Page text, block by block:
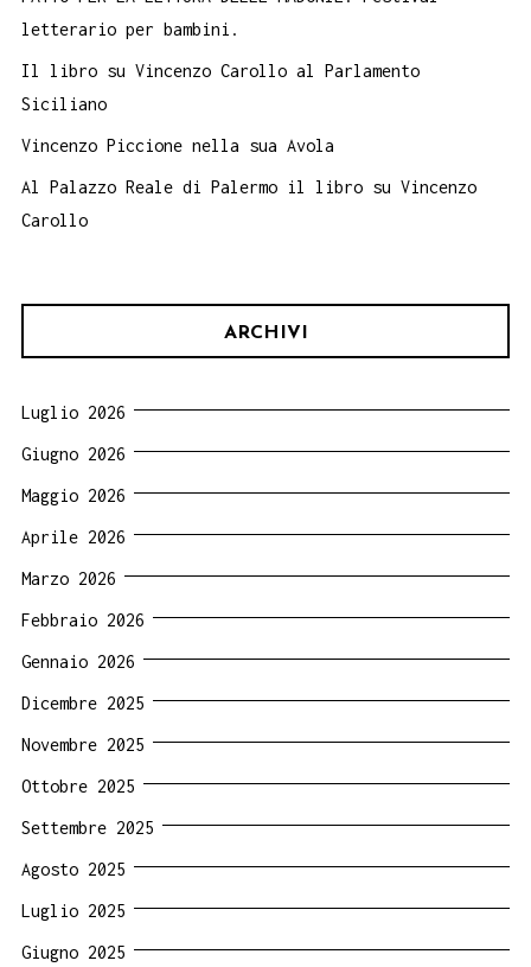
letterario per bambini.
Il libro su Vincenzo Carollo al Parlamento
Siciliano
Vincenzo Piccione nella sua Avola
Al Palazzo Reale di Palermo il libro su Vincenzo
Carollo
ARCHIVI
Luglio 2026
Giugno 2026
Maggio 2026
Aprile 2026
Marzo 2026
Febbraio 2026
Gennaio 2026
Dicembre 2025
Novembre 2025
Ottobre 2025
Settembre 2025
Agosto 2025
Luglio 2025
Giugno 2025